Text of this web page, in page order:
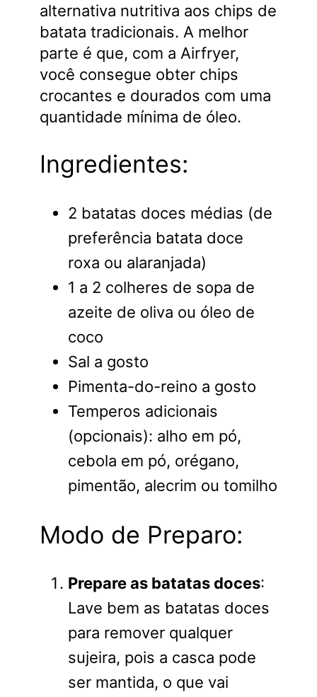
alternativa nutritiva aos chips de
batata tradicionais. A melhor
parte é que, com a Airfryer,
você consegue obter chips
crocantes e dourados com uma
quantidade mínima de óleo.
Ingredientes:
2 batatas doces médias (de
preferência batata doce
roxa ou alaranjada)
1 a 2 colheres de sopa de
azeite de oliva ou óleo de
coco
Sal a gosto
Pimenta-do-reino a gosto
Temperos adicionais
(opcionais): alho em pó,
cebola em pó, orégano,
pimentão, alecrim ou tomilho
Modo de Preparo:
Prepare as batatas doces:
Lave bem as batatas doces
para remover qualquer
sujeira, pois a casca pode
ser mantida, o que vai